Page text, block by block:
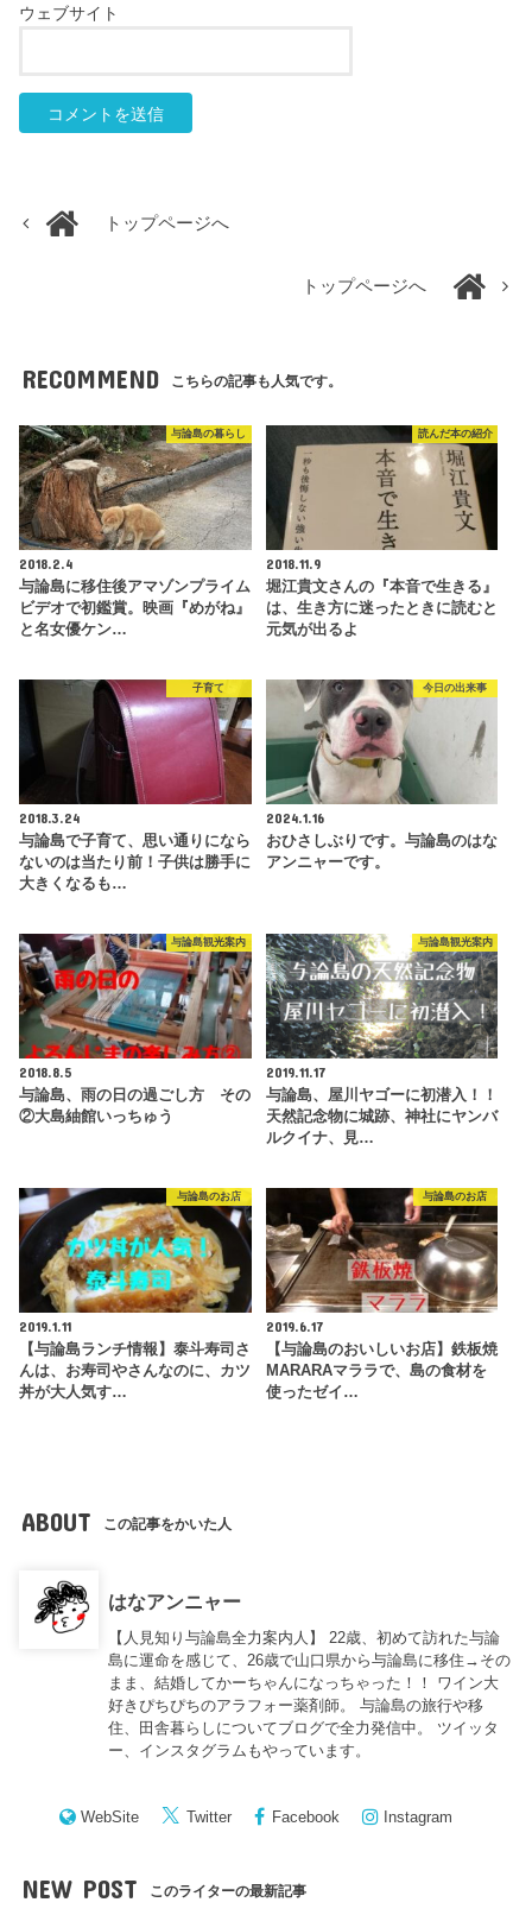
ウェブサイト
トップページへ
トップページへ
RECOMMEND こちらの記事も人気です。
与論島の暮らし
2018.2.4
与論島に移住後アマゾンプライム
ビデオで初鑑賞。映画『めがね』
と名女優ケン…
読んだ本の紹介
2018.11.9
堀江貴文さんの『本音で生きる』
は、生き方に迷ったときに読むと
元気が出るよ
子育て
2018.3.24
与論島で子育て、思い通りになら
ないのは当たり前！子供は勝手に
大きくなるも…
今日の出来事
2024.1.16
おひさしぶりです。与論島のはな
アンニャーです。
与論島観光案内
2018.8.5
与論島、雨の日の過ごし方 その
②大島紬館いっちゅう
与論島観光案内
2019.11.17
与論島、屋川ヤゴーに初潜入！！
天然記念物に城跡、神社にヤンバ
ルクイナ、見…
与論島のお店
2019.1.11
【与論島ランチ情報】泰斗寿司さ
んは、お寿司やさんなのに、カツ
丼が大人気す…
与論島のお店
2019.6.17
【与論島のおいしいお店】鉄板焼
MARARAマララで、島の食材を
使ったゼイ…
ABOUT この記事をかいた人
はなアンニャー
【人見知り与論島全力案内人】 22歳、初めて訪れた与論
島に運命を感じて、26歳で山口県から与論島に移住→その
まま、結婚してかーちゃんになっちゃった！！ ワイン大
好きぴちぴちのアラフォー薬剤師。 与論島の旅行や移
住、田舎暮らしについてブログで全力発信中。 ツイッタ
ー、インスタグラムもやっています。
WebSite Twitter Facebook Instagram
NEW POST このライターの最新記事